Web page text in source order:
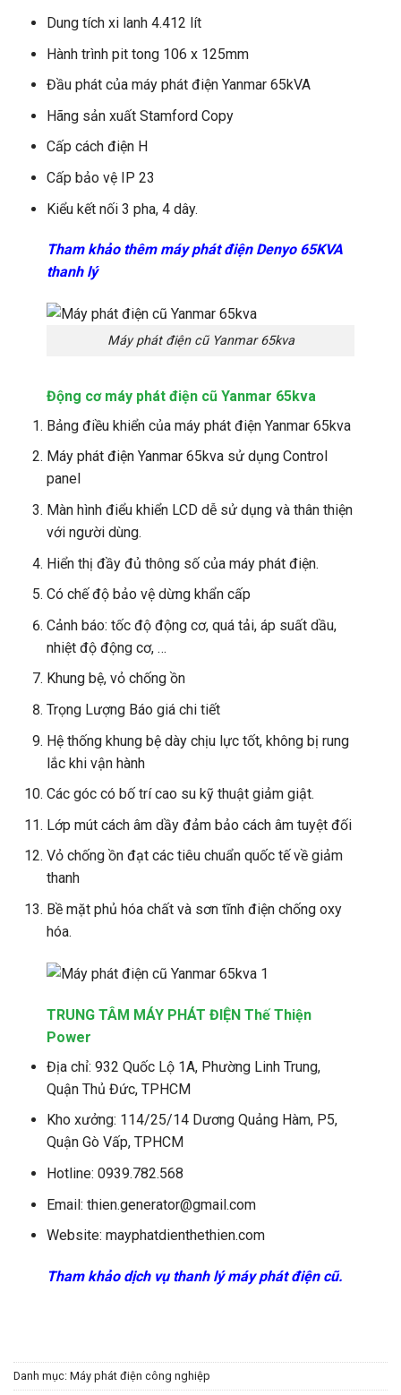
Dung tích xi lanh 4.412 lít
Hành trình pit tong 106 x 125mm
Đầu phát của máy phát điện Yanmar 65kVA
Hãng sản xuất Stamford Copy
Cấp cách điện H
Cấp bảo vệ IP 23
Kiểu kết nối 3 pha, 4 dây.
Tham khảo thêm máy phát điện Denyo 65KVA
thanh lý
Máy phát điện cũ Yanmar 65kva
Động cơ máy phát điện cũ Yanmar 65kva
Bảng điều khiển của máy phát điện Yanmar 65kva
Máy phát điện Yanmar 65kva sử dụng Control
panel
Màn hình điểu khiển LCD dễ sử dụng và thân thiện
với người dùng.
Hiển thị đầy đủ thông số của máy phát điện.
Có chế độ bảo vệ dừng khẩn cấp
Cảnh báo: tốc độ động cơ, quá tải, áp suất dầu,
nhiệt độ động cơ, …
Khung bệ, vỏ chống ồn
Trọng Lượng Báo giá chi tiết
Hệ thống khung bệ dày chịu lực tốt, không bị rung
lắc khi vận hành
Các góc có bố trí cao su kỹ thuật giảm giật.
Lớp mút cách âm dầy đảm bảo cách âm tuyệt đối
Vỏ chống ồn đạt các tiêu chuẩn quốc tế về giảm
thanh
Bề mặt phủ hóa chất và sơn tĩnh điện chống oxy
hóa.
TRUNG TÂM MÁY PHÁT ĐIỆN Thế Thiện
Power
Địa chỉ: 932 Quốc Lộ 1A, Phường Linh Trung,
Quận Thủ Đức, TPHCM
Kho xưởng: 114/25/14 Dương Quảng Hàm, P5,
Quận Gò Vấp, TPHCM
Hotline: 0939.782.568
Email: thien.generator@gmail.com
Website: mayphatdienthethien.com
Tham khảo dịch vụ thanh lý máy phát điện cũ.
Danh mục: Máy phát điện công nghiệp